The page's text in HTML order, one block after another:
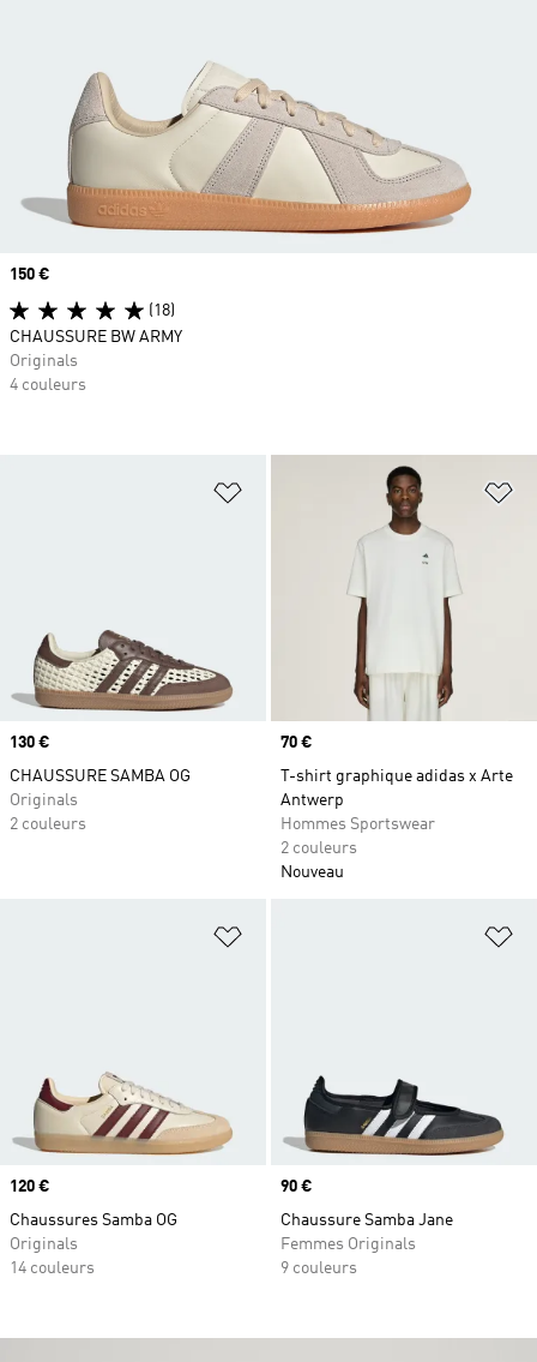
Ajouter à la Liste de produits
Prix
130 €
CHAUSSURE SAMBA OG
Originals
2 couleurs
Prix
70 €
T-shirt graphique adidas x Arte
Antwerp
Hommes Sportswear
2 couleurs
Nouveau
Ajouter à la Liste de produits
Prix
120 €
Chaussures Samba OG
Originals
14 couleurs
Prix
90 €
Chaussure Samba Jane
Femmes Originals
9 couleurs
Prix
150 €
(18)
CHAUSSURE BW ARMY
Originals
4 couleurs